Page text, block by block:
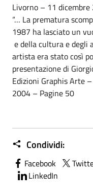
Livorno – 11
“… La prematura
1987 ha lasciato un
e della cultura e degli
artista era stato così
presentazione di
Edizioni Graphis Arte
2004 – Pagine 50
Condividi:
Facebook
LinkedIn